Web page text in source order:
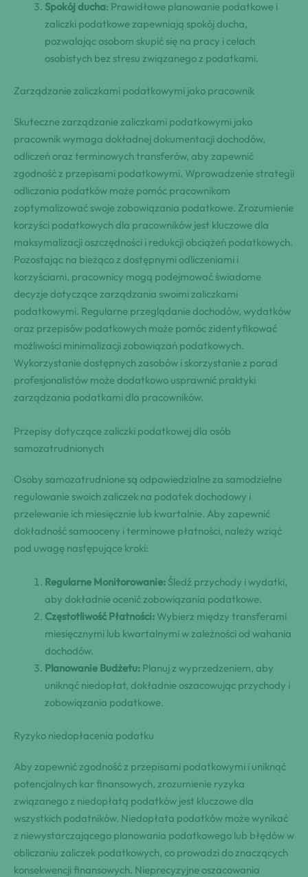
Spokój ducha: Prawidłowe planowanie podatkowe i
zaliczki podatkowe zapewniają spokój ducha,
pozwalając osobom skupić się na pracy i celach
osobistych bez stresu związanego z podatkami.
Zarządzanie zaliczkami podatkowymi jako pracownik
Skuteczne zarządzanie zaliczkami podatkowymi jako
pracownik wymaga dokładnej dokumentacji dochodów,
odliczeń oraz terminowych transferów, aby zapewnić
zgodność z przepisami podatkowymi. Wprowadzenie strategii
odliczania podatków może pomóc pracownikom
zoptymalizować swoje zobowiązania podatkowe. Zrozumienie
korzyści podatkowych dla pracowników jest kluczowe dla
maksymalizacji oszczędności i redukcji obciążeń podatkowych.
Pozostając na bieżąco z dostępnymi odliczeniami i
korzyściami, pracownicy mogą podejmować świadome
decyzje dotyczące zarządzania swoimi zaliczkami
podatkowymi. Regularne przeglądanie dochodów, wydatków
oraz przepisów podatkowych może pomóc zidentyfikować
możliwości minimalizacji zobowiązań podatkowych.
Wykorzystanie dostępnych zasobów i skorzystanie z porad
profesjonalistów może dodatkowo usprawnić praktyki
zarządzania podatkami dla pracowników.
Przepisy dotyczące zaliczki podatkowej dla osób
samozatrudnionych
Osoby samozatrudnione są odpowiedzialne za samodzielne
regulowanie swoich zaliczek na podatek dochodowy i
przelewanie ich miesięcznie lub kwartalnie. Aby zapewnić
dokładność samooceny i terminowe płatności, należy wziąć
pod uwagę następujące kroki:
Regularne Monitorowanie: Śledź przychody i wydatki,
aby dokładnie ocenić zobowiązania podatkowe.
Częstotliwość Płatności: Wybierz między transferami
miesięcznymi lub kwartalnymi w zależności od wahania
dochodów.
Planowanie Budżetu: Planuj z wyprzedzeniem, aby
uniknąć niedopłat, dokładnie oszacowując przychody i
zobowiązania podatkowe.
Ryzyko niedopłacenia podatku
Aby zapewnić zgodność z przepisami podatkowymi i uniknąć
potencjalnych kar finansowych, zrozumienie ryzyka
związanego z niedopłatą podatków jest kluczowe dla
wszystkich podatników. Niedopłata podatków może wynikać
z niewystarczającego planowania podatkowego lub błędów w
obliczaniu zaliczek podatkowych, co prowadzi do znaczących
konsekwencji finansowych. Nieprecyzyjne oszacowania